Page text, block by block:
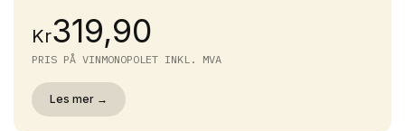
Kr319,90
PRIS PÅ VINMONOPOLET INKL. MVA
Les mer →